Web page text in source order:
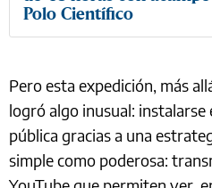
Polo Científico
Pero esta expedición, más
logró algo inusual: instalarse
pública gracias a una
simple como poderosa: